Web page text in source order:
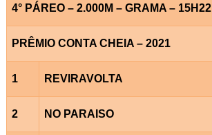
4° PÁREO – 2.000M – GRAMA – 15H22
PRÊMIO CONTA CHEIA – 2021
1 REVIRAVOLTA
2 NO PARAISO